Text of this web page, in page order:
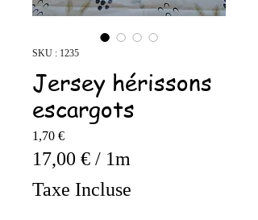
SKU : 1235
Jersey hérissons
escargots
1,70 €Prix
17,00 € / 1m
17,00 €
Taxe Incluse